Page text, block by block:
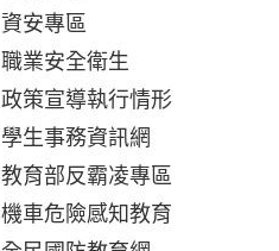
資安專區
職業安全衛生
政策宣導執行情形
學生事務資訊網
教育部反霸凌專區
機車危險感知教育